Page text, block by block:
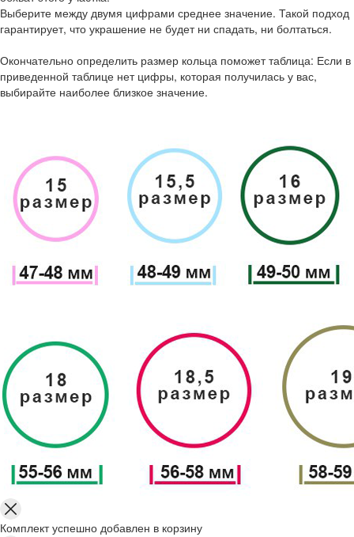
Выберите между двумя цифрами среднее значение. Такой подход
гарантирует, что украшение не будет ни спадать, ни болтаться.
Окончательно определить размер кольца поможет таблица: Если в
приведенной таблице нет цифры, которая получилась у вас,
выбирайте наиболее близкое значение.
Комплект успешно добавлен в корзину